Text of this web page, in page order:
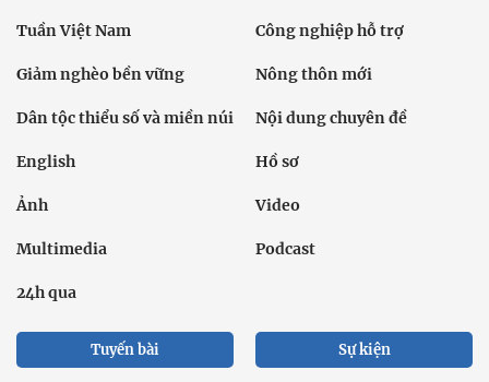
Tuần Việt Nam Công nghiệp hỗ trợ
Giảm nghèo bền vững Nông thôn mới
Dân tộc thiểu số và miền núi Nội dung chuyên đề
English Hồ sơ
Ảnh Video
Multimedia Podcast
24h qua
Tuyến bài Sự kiện